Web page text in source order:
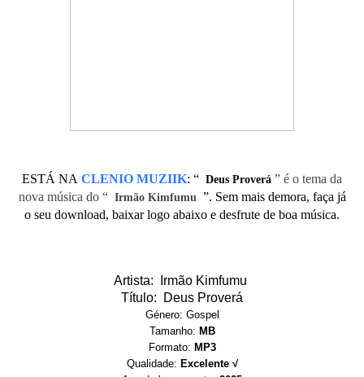
ESTÁ NA CLENIO MUZIIK: “ Deus Proverá ” é o tema da
nova música do “ Irmão Kimfumu ”. Sem mais demora, faça já
o seu download, baixar logo abaixo e desfrute de boa música.
Artista: Irmão Kimfumu
Título: Deus Proverá
Género: Gospel
Tamanho: MB
Formato: MP3
Qualidade: Excelente √